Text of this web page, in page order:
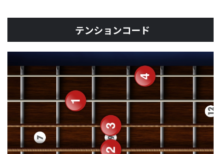
テンションコード